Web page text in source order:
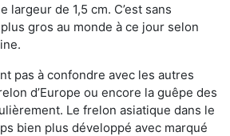
largeur de 1,5 cm. C’est sans
gros au monde à ce jour selon
pas à confondre avec les autres
d’Europe ou encore la guêpe des
Le frelon asiatique dans le
bien plus développé avec marqué